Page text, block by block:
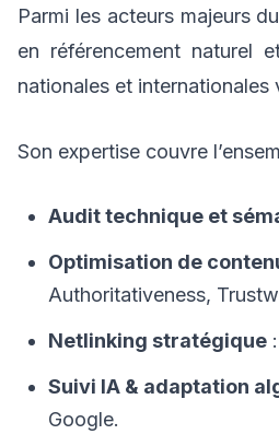
Parmi les acteurs majeurs
en référencement naturel
nationales et internationales
Son expertise couvre
Audit technique et
Optimisation de
Authoritativeness,
Netlinking stratégique
Suivi IA & adaptation
Google.